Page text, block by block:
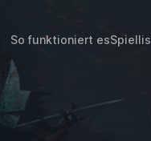
So funktioniert es